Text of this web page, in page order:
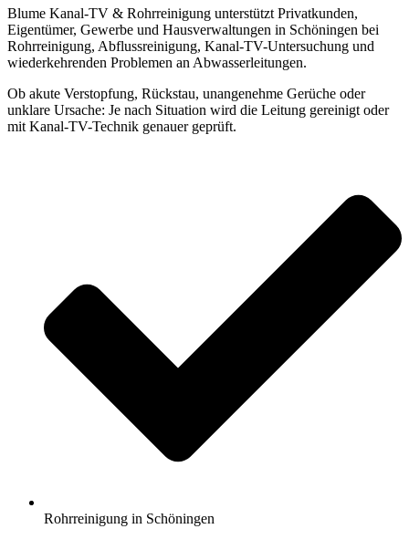
Blume Kanal-TV & Rohrreinigung unterstützt Privatkunden,
Eigentümer, Gewerbe und Hausverwaltungen in Schöningen bei
Rohrreinigung, Abflussreinigung, Kanal-TV-Untersuchung und
wiederkehrenden Problemen an Abwasserleitungen.
Ob akute Verstopfung, Rückstau, unangenehme Gerüche oder
unklare Ursache: Je nach Situation wird die Leitung gereinigt oder
mit Kanal-TV-Technik genauer geprüft.
Rohrreinigung in Schöningen